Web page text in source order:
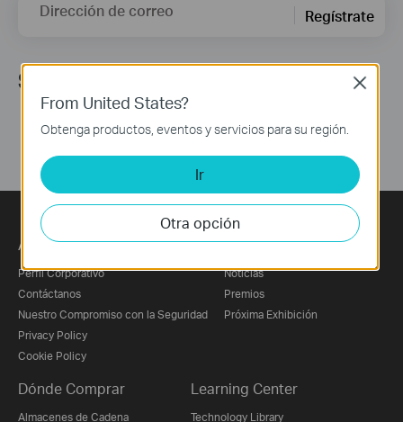
Dirección de correo Regístrate
Síguenos
Acerca de Nosotros
Perfil Corporativo
Contáctanos
Nuestro Compromiso con la Seguridad
Privacy Policy
Cookie Policy
Prensa
Noticias
Premios
Próxima Exhibición
Dónde Comprar
Almacenes de Cadena
Learning Center
Technology Library
From United States?
Obtenga productos, eventos y servicios para su región.
Ir
Otra opción
Close